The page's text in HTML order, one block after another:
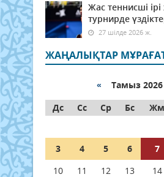
Жас теннисші
турнирде
27 шілде 2026 ж.
ЖАҢАЛЫҚТАР
« Тамыз
Дс
Сс Ср Бс Жм
3
4 5 6 7
10
11 12 13 14